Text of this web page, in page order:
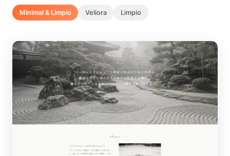
Minimal & Limpio Veliora Limpio